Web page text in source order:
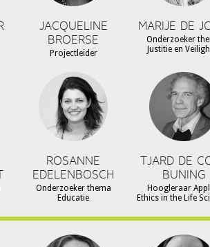
JACQUELINE
BROERSE
Projectleider
MARIJE DE
Onderzoeker
Justitie en
ROSANNE
EDELENBOSCH
Onderzoeker thema
Educatie
TJARD DE
BUNING
Hoogleraar
Ethics in the Life